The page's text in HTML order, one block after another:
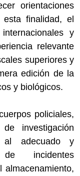
orientaciones
finalidad, el
y
relevante
superiores y
edición de la
y biológicos.
policiales,
investigación
al adecuado y
de incidentes
almacenamiento,